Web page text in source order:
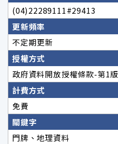
(04)22289111#29413
更新頻率
不定期更新
授權方式
政府資料開放授權條款-第1版
計費方式
免費
關鍵字
門牌、地理資料